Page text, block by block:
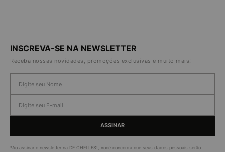
INSCREVA-SE NA NEWSLETTER
Receba nossas novidades, promoções exclusivas e muito mais!
ASSINAR
*Ao assinar o newsletter na DE CHELLES!, você concorda que seus dados pessoais serão